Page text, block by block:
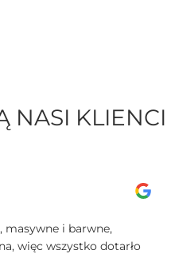
NASI KLIENCI
masywne i barwne,
więc wszystko dotarło